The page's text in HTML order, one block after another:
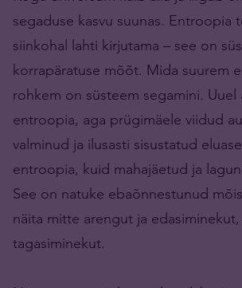
segaduse kasvu suunas. Entroopia
siinkohal lahti kirjutama – see on
korrapäratuse mõõt. Mida suurem
rohkem on süsteem segamini. Uuel
entroopia, aga prügimäele viidud
valminud ja ilusasti sisustatud
entroopia, kuid mahajäetud ja
See on natuke ebaõnnestunud
näita mitte arengut ja
tagasiminekut.